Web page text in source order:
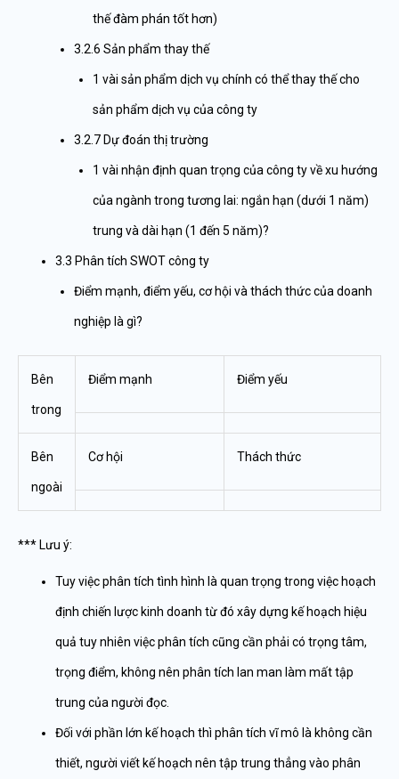
thế đàm phán tốt hơn)
3.2.6 Sản phẩm thay thế
1 vài sản phẩm dịch vụ chính có thể thay thế cho
sản phẩm dịch vụ của công ty
3.2.7 Dự đoán thị trường
1 vài nhận định quan trọng của công ty về xu hướng
của ngành trong tương lai: ngắn hạn (dưới 1 năm)
trung và dài hạn (1 đến 5 năm)?
3.3 Phân tích SWOT công ty
Điểm mạnh, điểm yếu, cơ hội và thách thức của doanh
nghiệp là gì?
Bên
trong
Điểm mạnh Điểm yếu
Bên
ngoài
Cơ hội Thách thức
*** Lưu ý:
Tuy việc phân tích tình hình là quan trọng trong việc hoạch
định chiến lược kinh doanh từ đó xây dựng kế hoạch hiệu
quả tuy nhiên việc phân tích cũng cần phải có trọng tâm,
trọng điểm, không nên phân tích lan man làm mất tập
trung của người đọc.
Đối với phần lớn kế hoạch thì phân tích vĩ mô là không cần
thiết, người viết kế hoạch nên tập trung thẳng vào phân